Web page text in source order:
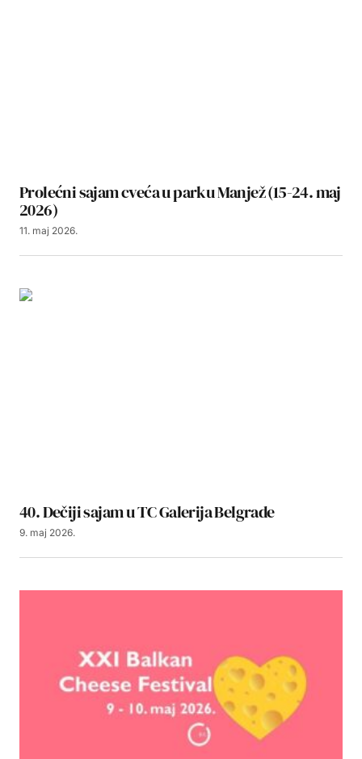
Prolećni sajam cveća u parku Manjež (15-24. maj
2026)
11. maj 2026.
40. Dečiji sajam u TC Galerija Belgrade
9. maj 2026.